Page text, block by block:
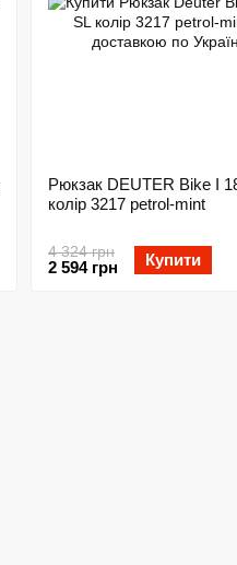
Рюкзак DEUTER Bike I
колір 3217 petrol-mint
4 324 грн
2 594 грн Купити